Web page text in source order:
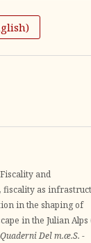
and
as
in the shaping of
in the Julian Alps
Del m.æ.S. -